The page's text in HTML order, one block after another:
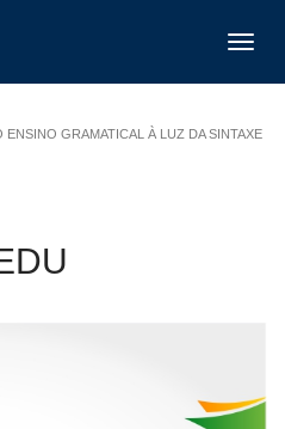
GRAMATICAL À LUZ DA SINTAXE